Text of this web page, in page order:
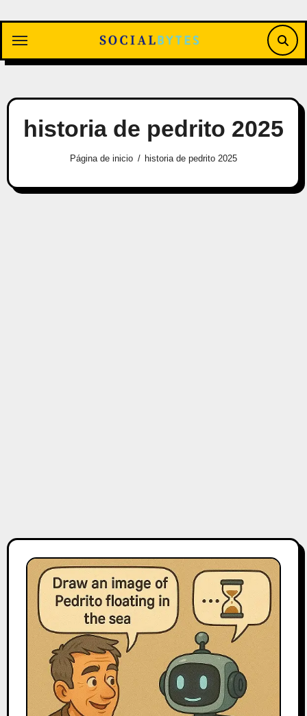
contenido
historia de pedrito 2025
Página de inicio historia de pedrito 2025